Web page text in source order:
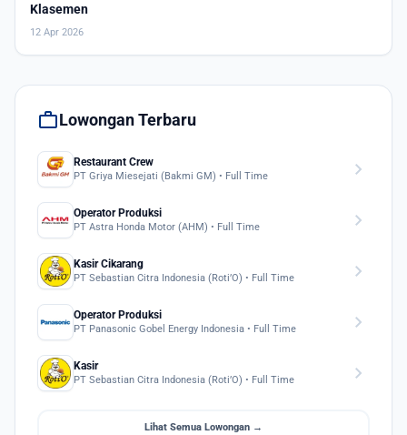
Klasemen
12 Apr 2026
workLowongan Terbaru
Restaurant Crew
PT Griya Miesejati (Bakmi GM) • Full Time chevron_right
Operator Produksi
PT Astra Honda Motor (AHM) • Full Time chevron_right
Kasir Cikarang
PT Sebastian Citra Indonesia (Roti’O) • Full Time chevron_right
Operator Produksi
PT Panasonic Gobel Energy Indonesia • Full Time chevron_right
Kasir
PT Sebastian Citra Indonesia (Roti’O) • Full Time chevron_right
Lihat Semua Lowongan →